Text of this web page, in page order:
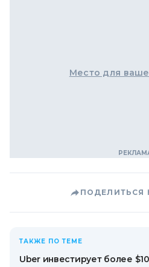
Место для
ПОДЕЛИТЬСЯ
ТАКЖЕ ПО ТЕМЕ
Uber инвестирует более